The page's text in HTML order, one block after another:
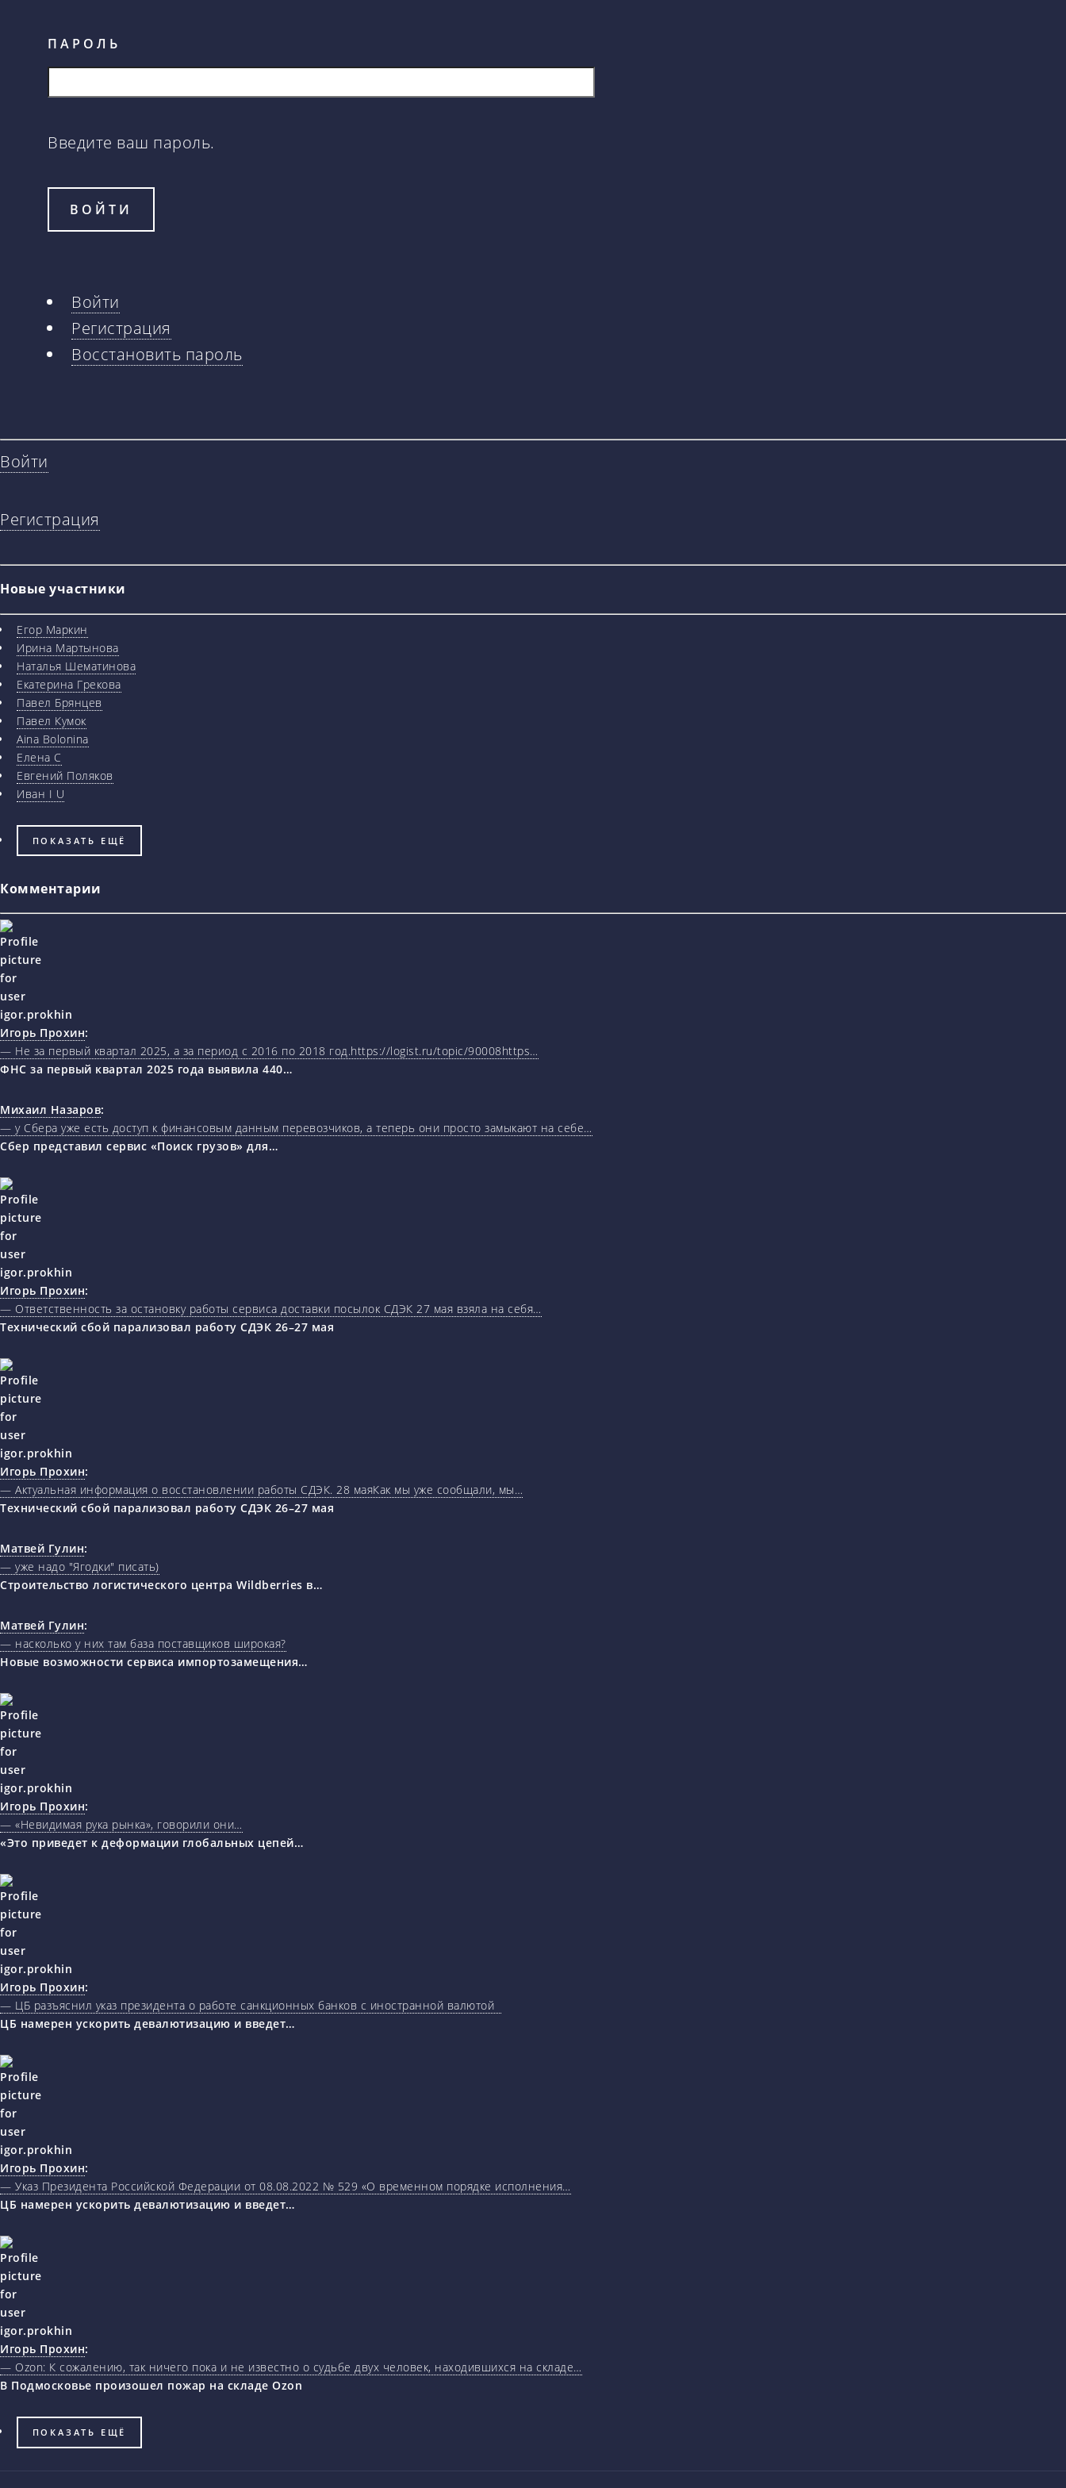
ПАРОЛЬ
Введите ваш пароль.
Главные
вкладки
Войти
Регистрация
Восстановить пароль
Войти
Регистрация
Новые участники
Егор Маркин
Ирина Мартынова
Наталья Шематинова
Екатерина Грекова
Павел Брянцев
Павел Кумок
Aina Bolonina
Елена С
Евгений Поляков
Иван I U
ПОКАЗАТЬ ЕЩЁ
Комментарии
Игорь Прохин:
— Не за первый квартал 2025, а за период с 2016 по 2018 год.https://logist.ru/topic/90008https…
ФНС за первый квартал 2025 года выявила 440…
Михаил Назаров:
— у Сбера уже есть доступ к финансовым данным перевозчиков, а теперь они просто замыкают на себе…
Сбер представил сервис «Поиск грузов» для…
Игорь Прохин:
— Ответственность за остановку работы сервиса доставки посылок СДЭК 27 мая взяла на себя…
Технический сбой парализовал работу СДЭК 26–27 мая
Игорь Прохин:
— Актуальная информация о восстановлении работы СДЭК. 28 маяКак мы уже сообщали, мы…
Технический сбой парализовал работу СДЭК 26–27 мая
Матвей Гулин:
— уже надо "Ягодки" писать)
Строительство логистического центра Wildberries в…
Матвей Гулин:
— насколько у них там база поставщиков широкая?
Новые возможности сервиса импортозамещения…
Игорь Прохин:
— «Невидимая рука рынка», говорили они…
«Это приведет к деформации глобальных цепей…
Игорь Прохин:
— ЦБ разъяснил указ президента о работе санкционных банков с иностранной валютой
ЦБ намерен ускорить девалютизацию и введет…
Игорь Прохин:
— Указ Президента Российской Федерации от 08.08.2022 № 529 «О временном порядке исполнения…
ЦБ намерен ускорить девалютизацию и введет…
Игорь Прохин:
— Ozon: К сожалению, так ничего пока и не известно о судьбе двух человек, находившихся на складе…
В Подмосковье произошел пожар на складе Ozon
ПОКАЗАТЬ ЕЩЁ